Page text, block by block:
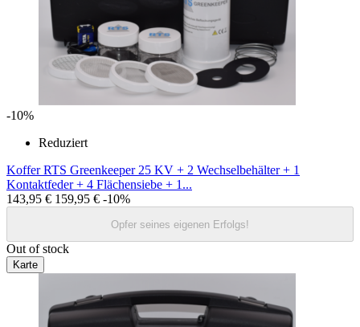
-10%
Reduziert
Koffer RTS Greenkeeper 25 KV + 2 Wechselbehälter + 1
Kontaktfeder + 4 Flächensiebe + 1...
143,95 € 159,95 € -10%
Opfer seines eigenen Erfolgs!
Out of stock
Karte